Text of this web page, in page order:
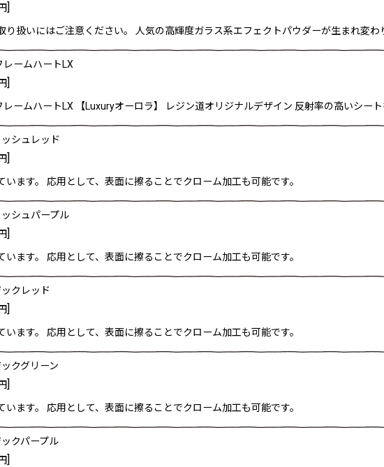
]
り扱いにはご注意ください。 人気の高輝度ガラス系エフェクトパウダーが生まれ変
ームハートLX
]
ームハートLX 【Luxuryオーロラ】 レジン道オリジナルデザイン 反射率の高いシー
シュレッド
]
ます。 応用として、表面に擦ることでクローム加工も可能です。
シュパープル
]
ます。 応用として、表面に擦ることでクローム加工も可能です。
クレッド
]
ます。 応用として、表面に擦ることでクローム加工も可能です。
クグリーン
]
ます。 応用として、表面に擦ることでクローム加工も可能です。
クパープル
]